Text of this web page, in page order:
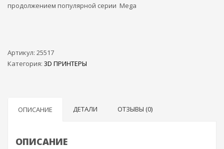
продолжением популярной серии Mega
Артикул: 25517
Категория: 3D ПРИНТЕРЫ
ОПИСАНИЕ ДЕТАЛИ ОТЗЫВЫ (0)
ОПИСАНИЕ